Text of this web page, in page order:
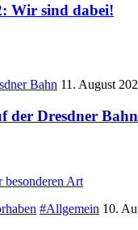
Wir sind dabei!
Bahn 11. August
der Dresdner Bahn
#Allgemein 10.